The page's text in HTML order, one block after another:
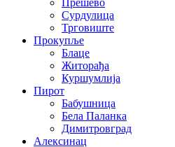
Прешево
Сурдулица
Трговиште
Прокупље
Блаце
Житорађа
Куршумлија
Пирот
Бабушница
Бела Паланка
Димитровград
Алексинац